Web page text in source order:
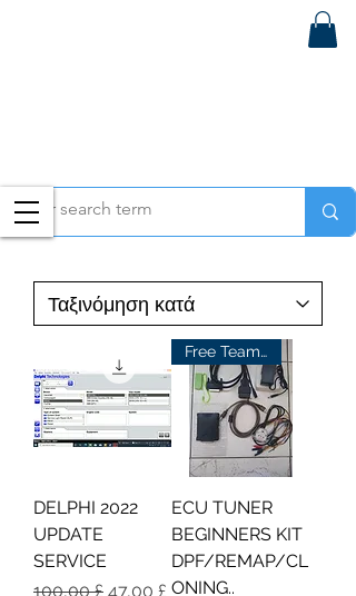
DELPHI 2022
UPDATE
SERVICE
Κανονική τιμή
100,00 £ Τιμή Έκπτωσης
47,00 £
Free Teamviewer Setup
ECU TUNER
BEGINNERS KIT
DPF/REMAP/CL
ONING..